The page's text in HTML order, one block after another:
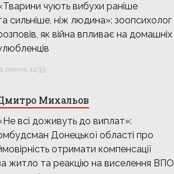
чують вибухи раніше
сильніше, ніж людина»: зоопсихолог
як війна впливає на домашніх
липня, 12:33
Михальов
всі доживуть до виплат»:
Донецької області про
отримати компенсації
житло та реакцію на виселення ВПО